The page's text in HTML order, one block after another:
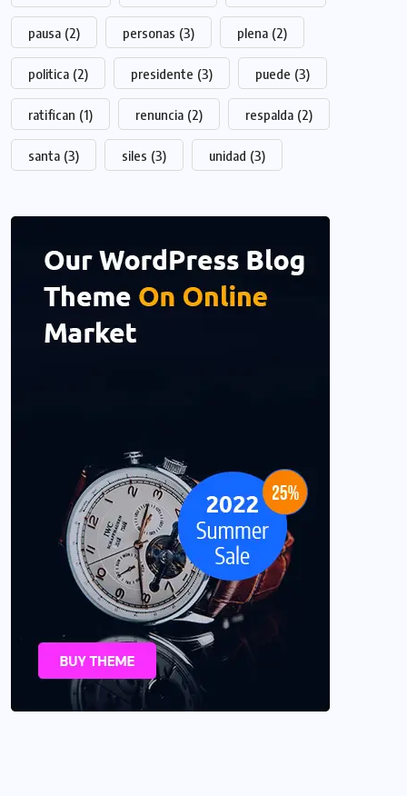
pausa (2) personas (3) plena (2)
politica (2) presidente (3) puede (3)
ratifican (1) renuncia (2) respalda (2)
santa (3) siles (3) unidad (3)